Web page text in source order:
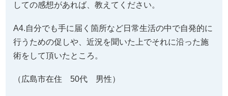
しての感想があれば、教えてください。
A4.自分でも手に届く箇所など日常生活の中で自発的に
行うための促しや、近況を聞いた上でそれに沿った施
術をして頂いたところ。
（広島市在住 50代 男性）